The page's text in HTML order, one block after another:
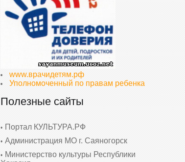
www.врачидетям.рф
Уполномоченный по правам ребенка
Полезные сайты
Портал КУЛЬТУРА.РФ
Администрация МО г. Саяногорск
Министерство культуры Республики